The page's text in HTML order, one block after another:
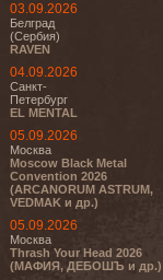
03.09.2026
Белград
(Сербия)
RAVEN
04.09.2026
Санкт-
Петербург
EL MENTAL
05.09.2026
Москва
Moscow Black Metal
Convention 2026
(ARCANORUM ASTRUM,
VEDMAK и др.)
05.09.2026
Москва
Thrash Your Head 2026
(МАФИЯ, ДЕБОШЪ и др.)